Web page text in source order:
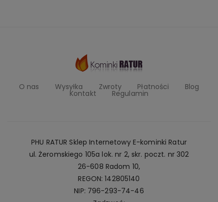
O nas Wysyłka Zwroty Płatności Blog
Kontakt Regulamin
PHU RATUR Sklep Internetowy E-kominki Ratur
ul. Żeromskiego 105a lok. nr 2, skr. poczt. nr 302
26-608 Radom 10,
REGON: 142805140
NIP: 796-293-74-46